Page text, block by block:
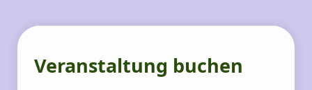
Veranstaltung buchen